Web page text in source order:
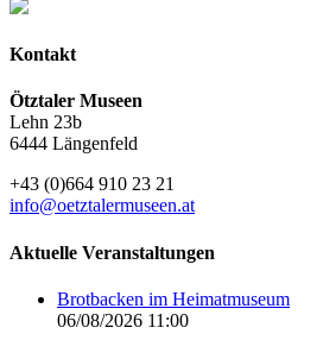
Kontakt
Ötztaler Museen
Lehn 23b
6444 Längenfeld
+43 (0)664 910 23 21
info@oetztalermuseen.at
Aktuelle Veranstaltungen
Brotbacken im Heimatmuseum
06/08/2026 11:00